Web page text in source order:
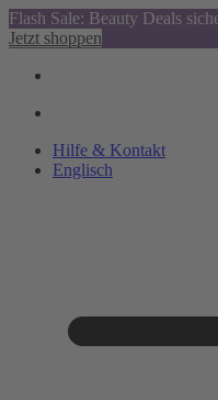
Flash Sale: Beauty Deals
Jetzt shoppen
Hilfe & Kontakt
Englisch